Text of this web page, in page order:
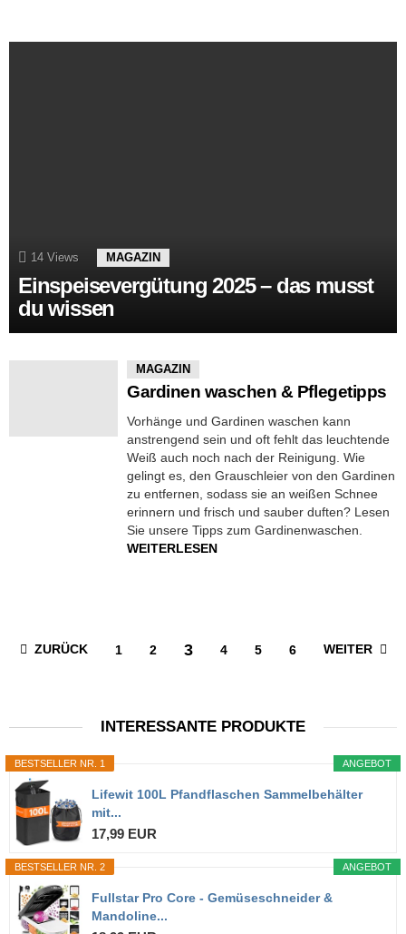
14 Views MAGAZIN
Einspeisevergütung 2025 – das musst
du wissen
MAGAZIN
Gardinen waschen & Pflegetipps
Vorhänge und Gardinen waschen kann
anstrengend sein und oft fehlt das leuchtende
Weiß auch noch nach der Reinigung. Wie
gelingt es, den Grauschleier von den Gardinen
zu entfernen, sodass sie an weißen Schnee
erinnern und frisch und sauber duften? Lesen
Sie unsere Tipps zum Gardinenwaschen.
WEITERLESEN
ZURÜCK 1 2 3 4 5 6 WEITER
INTERESSANTE PRODUKTE
ANGEBOT
BESTSELLER NR. 1
Lifewit 100L Pfandflaschen Sammelbehälter
mit...
17,99 EUR
ANGEBOT
BESTSELLER NR. 2
Fullstar Pro Core - Gemüseschneider &
Mandoline...